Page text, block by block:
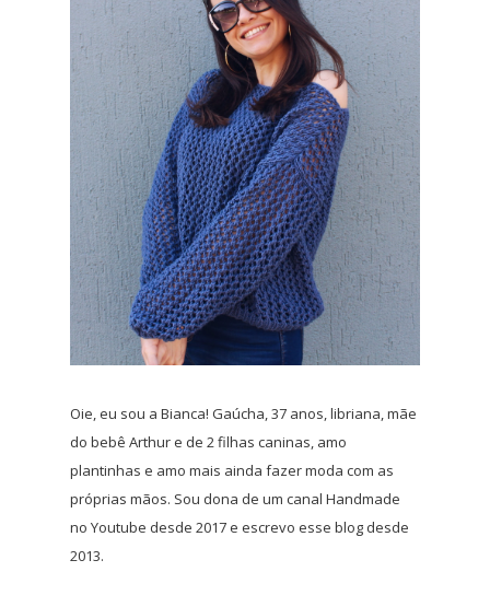
Oie, eu sou a Bianca! Gaúcha, 37 anos, libriana, mãe
do bebê Arthur e de 2 filhas caninas, amo
plantinhas e amo mais ainda fazer moda com as
próprias mãos. Sou dona de um canal Handmade
no Youtube desde 2017 e escrevo esse blog desde
2013.